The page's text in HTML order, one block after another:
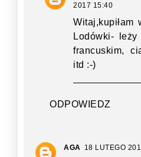
2017 15:40
Witaj,kupiłam
Lodówki-
francuskim,
itd :-)
ODPOWIEDZ
AGA 18 LUTEGO